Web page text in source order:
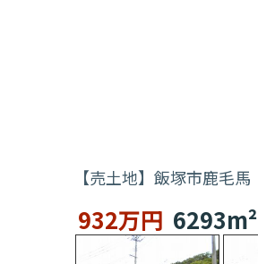
【売土地】飯塚市鹿毛馬
932万円 6293m²